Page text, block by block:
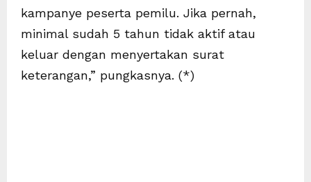
kampanye peserta pemilu. Jika pernah,
minimal sudah 5 tahun tidak aktif atau
keluar dengan menyertakan surat
keterangan,” pungkasnya. (*)